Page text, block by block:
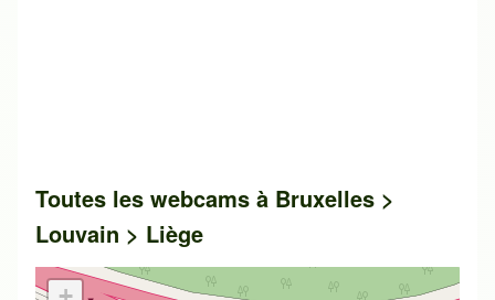
Toutes les webcams à Bruxelles >
Louvain > Liège